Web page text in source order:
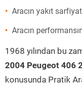
Aracın yakıt
Aracın
1968 yılından bu
2004 Peugeot 406
konusunda Pratik